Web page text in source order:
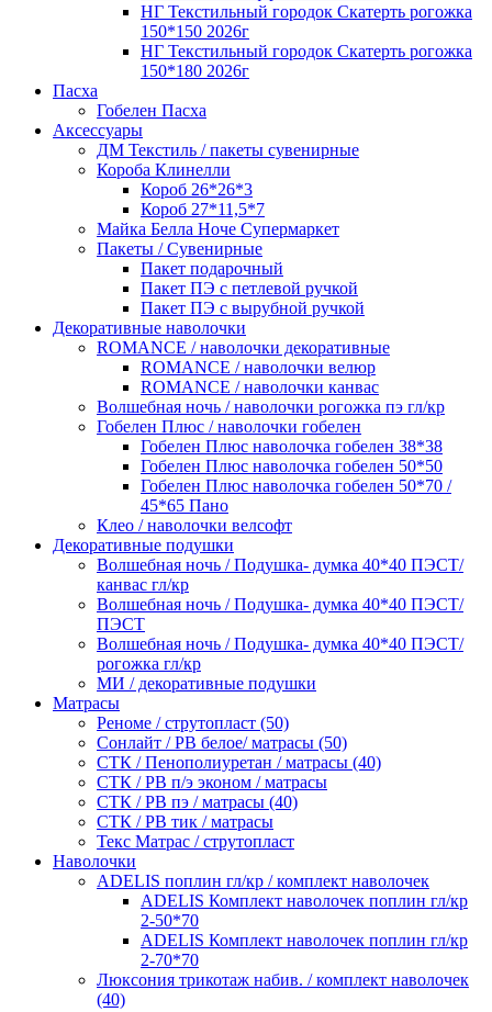
НГ Текстильный городок Скатерть рогожка
150*150 2026г
НГ Текстильный городок Скатерть рогожка
150*180 2026г
Пасха
Гобелен Пасха
Аксессуары
ДМ Текстиль / пакеты сувенирные
Короба Клинелли
Короб 26*26*3
Короб 27*11,5*7
Майка Белла Ноче Супермаркет
Пакеты / Сувенирные
Пакет подарочный
Пакет ПЭ с петлевой ручкой
Пакет ПЭ с вырубной ручкой
Декоративные наволочки
ROMANCE / наволочки декоративные
ROMANCE / наволочки велюр
ROMANCE / наволочки канвас
Волшебная ночь / наволочки рогожка пэ гл/кр
Гобелен Плюс / наволочки гобелен
Гобелен Плюс наволочка гобелен 38*38
Гобелен Плюс наволочка гобелен 50*50
Гобелен Плюс наволочка гобелен 50*70 /
45*65 Пано
Клео / наволочки велсофт
Декоративные подушки
Волшебная ночь / Подушка- думка 40*40 ПЭСТ/
канвас гл/кр
Волшебная ночь / Подушка- думка 40*40 ПЭСТ/
ПЭСТ
Волшебная ночь / Подушка- думка 40*40 ПЭСТ/
рогожка гл/кр
МИ / декоративные подушки
Матрасы
Реноме / струтопласт (50)
Сонлайт / РВ белое/ матрасы (50)
СТК / Пенополиуретан / матрасы (40)
СТК / РВ п/э эконом / матрасы
СТК / РВ пэ / матрасы (40)
СТК / РВ тик / матрасы
Текс Матрас / струтопласт
Наволочки
ADELIS поплин гл/кр / комплект наволочек
ADELIS Комплект наволочек поплин гл/кр
2-50*70
ADELIS Комплект наволочек поплин гл/кр
2-70*70
Люксония трикотаж набив. / комплект наволочек
(40)